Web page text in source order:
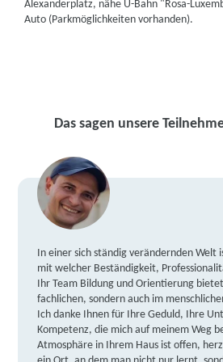
Alexanderplatz, nähe U-Bahn "Rosa-
Auto (Parkmöglichkeiten vorhanden).
Das sagen unsere
In einer sich ständig verändernden Welt
mit welcher Beständigkeit,
Ihr Team Bildung und Orientierung
fachlichen, sondern auch im
Ich danke Ihnen für Ihre Geduld, Ihre
Kompetenz, die mich auf meinem Weg
Atmosphäre in Ihrem Haus ist offen,